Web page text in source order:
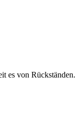
es von Rückständen.